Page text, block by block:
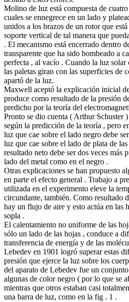
Molino de luz está compuesta de
cuales se ennegrece en un lado y
unidos a los brazos de un rotor que
soporte vertical de tal manera que
. El mecanismo está encerrado dentro
transparente que ha sido bombeado a
perfecta , al vacío . Cuando la luz solar
las paletas giran con las superficies de
apartó de la luz.
Maxwell aceptó la explicación inicial
produce como resultado de la presión
predicho por la teoría del
Pronto se dio cuenta ( Arthur Schuster
según la predicción de la teoría , pero
luz que cae sobre el lado negro debe
luz que cae sobre el lado de plata de
resultado neto debe ser dos veces más
lado del metal como en el negro .
Otras explicaciones se han propuesto
en parte el efecto general . Trabajo a
utilizada en el experimento eleve la
circundante, también. Como resultado
hay un flujo de aire y esto actúa en las
sopla .
El calentamiento no uniforme de las
sólo un lado de las hojas , conduce a
transferencia de energía y de las
Lebedev en 1901 logró superar estas
presión que ejerce la luz sobre los
del aparato de Lebedev fue un
algunas de color negro ( por lo que se
mientras que otros estaban casi
una barra de luz, como en la fig . 1 .